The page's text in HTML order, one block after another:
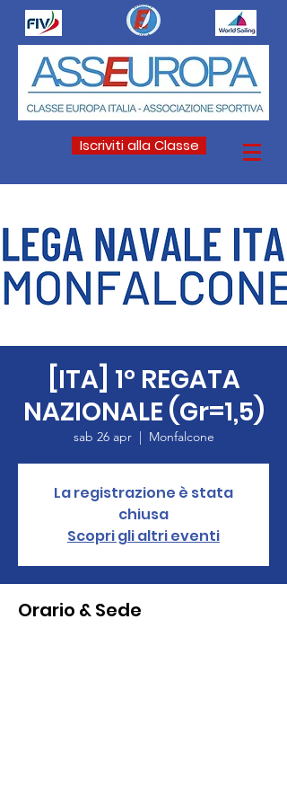
Iscriviti alla Classe
[ITA] 1° REGATA
NAZIONALE (Gr=1,5)
sab 26 apr
  |
Monfalcone
La registrazione è stata
chiusa
Scopri gli altri eventi
Orario & Sede